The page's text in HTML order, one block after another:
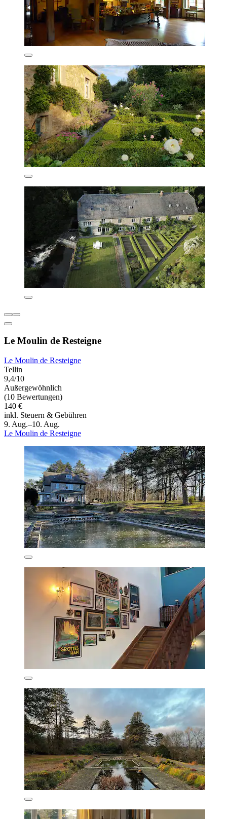
Le Moulin de Resteigne
Le Moulin de Resteigne
Tellin
9,4/10
Außergewöhnlich
(10 Bewertungen)
140 €
inkl. Steuern & Gebühren
9. Aug.–10. Aug.
Le Moulin de Resteigne